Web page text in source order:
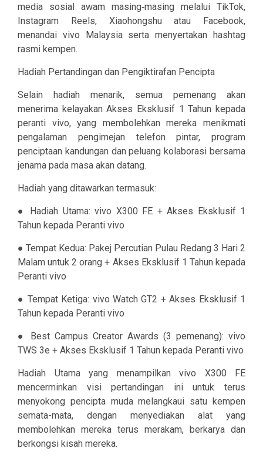
media sosial awam masing‑masing melalui TikTok,
Instagram Reels, Xiaohongshu atau Facebook,
menandai vivo Malaysia serta menyertakan hashtag
rasmi kempen.
Hadiah Pertandingan dan Pengiktirafan Pencipta
Selain hadiah menarik, semua pemenang akan
menerima kelayakan Akses Eksklusif 1 Tahun kepada
peranti vivo, yang membolehkan mereka menikmati
pengalaman pengimejan telefon pintar, program
penciptaan kandungan dan peluang kolaborasi bersama
jenama pada masa akan datang.
Hadiah yang ditawarkan termasuk:
● Hadiah Utama: vivo X300 FE + Akses Eksklusif 1
Tahun kepada Peranti vivo
● Tempat Kedua: Pakej Percutian Pulau Redang 3 Hari 2
Malam untuk 2 orang + Akses Eksklusif 1 Tahun kepada
Peranti vivo
● Tempat Ketiga: vivo Watch GT2 + Akses Eksklusif 1
Tahun kepada Peranti vivo
● Best Campus Creator Awards (3 pemenang): vivo
TWS 3e + Akses Eksklusif 1 Tahun kepada Peranti vivo
Hadiah Utama yang menampilkan vivo X300 FE
mencerminkan visi pertandingan ini untuk terus
menyokong pencipta muda melangkaui satu kempen
semata-mata, dengan menyediakan alat yang
membolehkan mereka terus merakam, berkarya dan
berkongsi kisah mereka.